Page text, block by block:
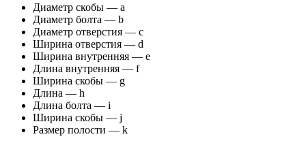
Диаметр скобы — а
Диаметр болта — b
Диаметр отверстия — с
Ширина отверстия — d
Ширина внутренняя — е
Длина внутренняя — f
Ширина скобы — g
Длина — h
Длина болта — i
Ширина скобы — j
Размер полости — k